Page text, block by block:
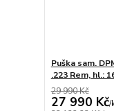
Puška sam.
.223 Rem, hl.:
29 990 Kč
27 990 Kč/